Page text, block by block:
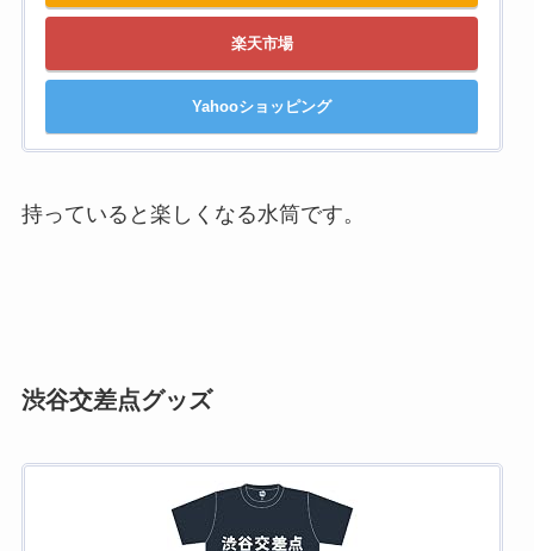
楽天市場
Yahooショッピング
持っていると楽しくなる水筒です。
渋谷交差点グッズ